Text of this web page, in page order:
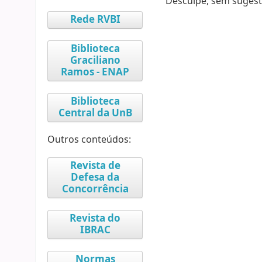
Rede RVBI
Biblioteca
Graciliano
Ramos - ENAP
Biblioteca
Central da UnB
Outros conteúdos:
Revista de
Defesa da
Concorrência
Revista do
IBRAC